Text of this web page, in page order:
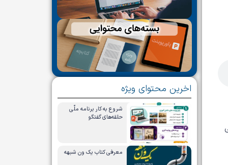
اخرین محتوای ویژه
شروع به کار برنامه ملّی
حلقه‌های گفتگو
معرفی کتاب یک ون شبهه